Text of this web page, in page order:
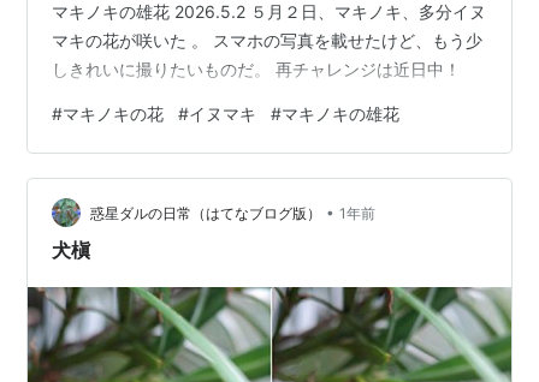
マキノキの雄花 2026.5.2 ５月２日、マキノキ、多分イヌ
マキの花が咲いた 。 スマホの写真を載せたけど、もう少
しきれいに撮りたいものだ。 再チャレンジは近日中！
#マキノキの花 #イヌマキ #マキノキの雄花
惑星ダルの日常（はてなブログ版） • 1年前
犬槇